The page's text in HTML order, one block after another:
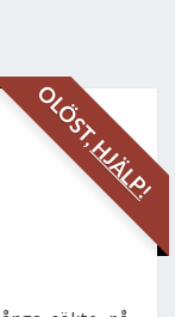
OLÖST,
HJÄLP!